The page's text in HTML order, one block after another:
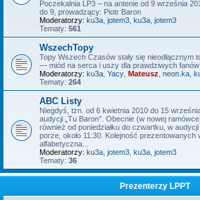
Poczekalnia LP3 – na antenie od 9 września
do 9, prowadzący: Piotr Baron
Moderatorzy: ku3a jotem3 ku3a jotem3
Tematy: 561
WszechTopy
Topy Wszech Czasów stały się nieodłącznym
— miód na serca i uszy dla prawdziwych fanów
Moderatorzy: ku3a Yacy Mateusz neon.ka
Tematy: 264
ABC Listy
Niegdyś, tzn. od 6 kwietnia 2010 do 15
audycji „Tu Baron”. Obecnie (w nowej
również od poniedziałku do czwartku, w audycji
porze, około 11:30. Kolejność
alfabetyczna...
Moderatorzy: ku3a jotem3 ku3a jotem3
Tematy: 36
Prezenterzy LPPT